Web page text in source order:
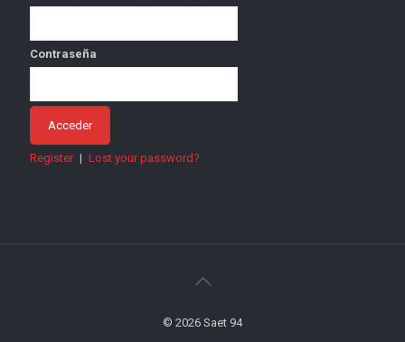
Contraseña
Register | Lost your password?
© 2026 Saet 94